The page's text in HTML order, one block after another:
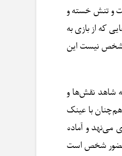
و تنش خسته و
که از بازی به
مشخص نیست این
شاهد نقش‌ها و
با عینک
می‌نهد و آماده
حضور شخص است